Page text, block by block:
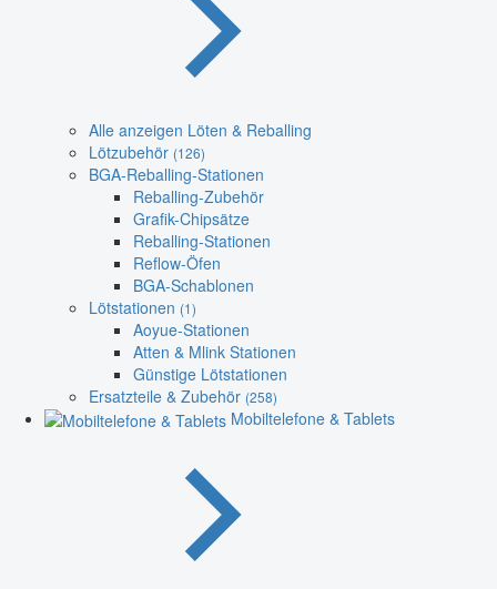
Alle anzeigen Löten & Reballing
Lötzubehör (126)
BGA-Reballing-Stationen
Reballing-Zubehör
Grafik-Chipsätze
Reballing-Stationen
Reflow-Öfen
BGA-Schablonen
Lötstationen (1)
Aoyue-Stationen
Atten & Mlink Stationen
Günstige Lötstationen
Ersatzteile & Zubehör (258)
Mobiltelefone & Tablets